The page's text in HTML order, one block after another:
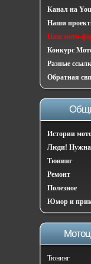
Канал на
Наши
Наш мото-
Конкурс
Разные
Обратная
Истории
Люди!
Тюнинг
Ремонт
Полезное
Юмор и
Тюнинг